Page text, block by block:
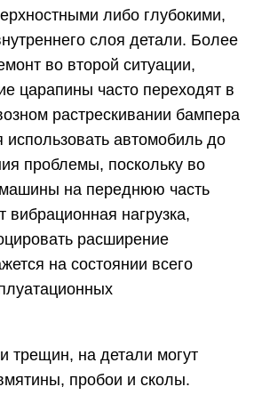
либо глубокими,
слоя детали. Более
во второй ситуации,
царапины часто переходят в
растрескивании бампера
использовать автомобиль до
проблемы, поскольку во
на переднюю часть
вибрационная нагрузка,
расширение
на состоянии всего
трещин, на детали могут
пробои и сколы.